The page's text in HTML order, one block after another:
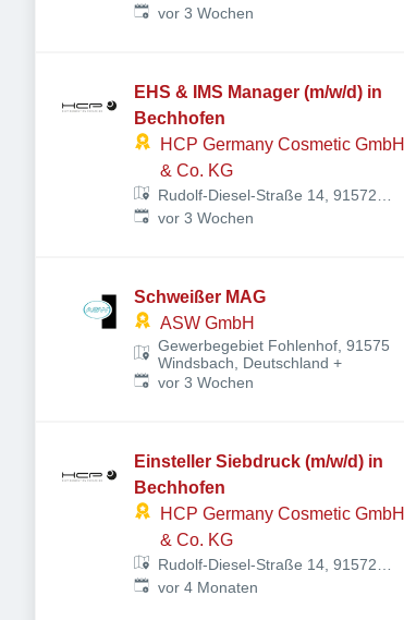
Wolframs-Eschenbach,
Veröffentlicht:
vor 3 Wochen
EHS & IMS Manager (m/w/d) in
Bechhofen
HCP Germany Cosmetic GmbH
& Co. KG
Rudolf-Diesel-Straße 14, 91572
Bechhofen, Deutschland
Veröffentlicht:
vor 3 Wochen
Schweißer MAG
ASW GmbH
Gewerbegebiet Fohlenhof, 91575
Windsbach, Deutschland +
Veröffentlicht:
vor 3 Wochen
Einsteller Siebdruck (m/w/d) in
Bechhofen
HCP Germany Cosmetic GmbH
& Co. KG
Rudolf-Diesel-Straße 14, 91572
Bechhofen, Deutschland
Veröffentlicht:
vor 4 Monaten